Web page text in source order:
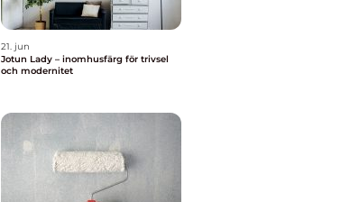
21. jun
Jotun Lady – inomhusfärg för trivsel
och modernitet